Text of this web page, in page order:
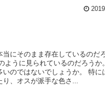
にそのまま存在しているのだ
うに見られているのだろうか
いのではないでしょうか。 特に
、オスが派手な色さ...